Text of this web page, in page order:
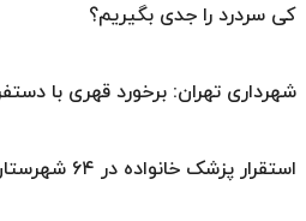
کی سردرد را جدی بگیریم؟
شهرداری تهران: برخورد قهری با
استقرار پزشک خانواده در ۶۴ شهرستان تا پایان شهریور